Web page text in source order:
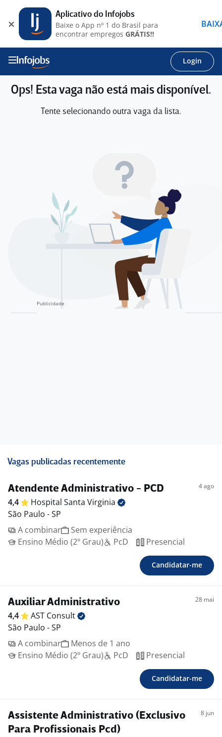
Login
Ops! Esta vaga não está mais disponível.
Tente selecionando outra vaga da lista.
Vagas publicadas recentemente
Atendente Administrativo - PCD 4 ago
4,4 Hospital Santa Virginia
São Paulo - SP
A combinar
Sem experiência
Ensino Médio (2º Grau)
PcD Presencial
Candidatar-me
Auxiliar Administrativo 28 mai
4,4 AST Consult
São Paulo - SP
A combinar
Menos de 1 ano
Ensino Médio (2º Grau)
PcD Presencial
Candidatar-me
Assistente Administrativo (Exclusivo
Para Profissionais Pcd)
8 jun
Aplicativo do Infojobs
Baixe o App nº 1 do Brasil para
encontrar empregos GRÁTIS!!